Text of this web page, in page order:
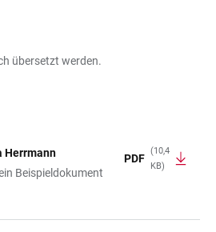
übersetzt werden.
Herrmann
Beispieldokument
PDF
(10,4
KB)